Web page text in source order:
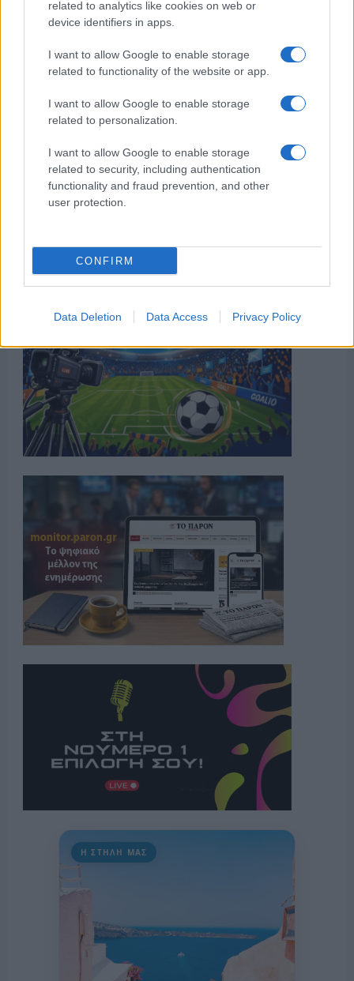
related to analytics like cookies on web or
device identifiers in apps.
I want to allow Google to enable storage
related to functionality of the website or app.
I want to allow Google to enable storage
related to personalization.
I want to allow Google to enable storage
related to security, including authentication
functionality and fraud prevention, and other
user protection.
CONFIRM
Data Deletion Data Access Privacy Policy
Η ΣΤΗΛΗ ΜΑΣ